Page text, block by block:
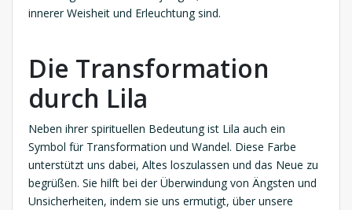
innerer Weisheit und Erleuchtung sind.
Die Transformation
durch Lila
Neben ihrer spirituellen Bedeutung ist Lila auch ein
Symbol für Transformation und Wandel. Diese Farbe
unterstützt uns dabei, Altes loszulassen und das Neue zu
begrüßen. Sie hilft bei der Überwindung von Ängsten und
Unsicherheiten, indem sie uns ermutigt, über unsere